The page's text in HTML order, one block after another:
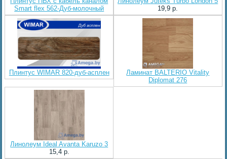
Smart flex 562-Дуб-молочный
19,9 p.
Плинтус WIMAR 820-дуб-асплен
Ламинат BALTERIO Vitality
Diplomat 276
Линолеум Ideal Avanta Karuzo 3
15,4 p.